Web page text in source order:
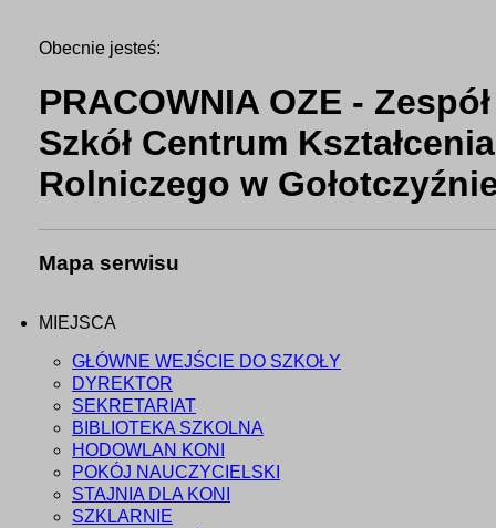
Obecnie jesteś:
PRACOWNIA OZE - Zespół
Szkół Centrum Kształcenia
Rolniczego w
Mapa serwisu
MIEJSCA
GŁÓWNE WEJŚCIE DO SZKOŁY
DYREKTOR
SEKRETARIAT
BIBLIOTEKA SZKOLNA
HODOWLAN KONI
POKÓJ NAUCZYCIELSKI
STAJNIA DLA KONI
SZKLARNIE